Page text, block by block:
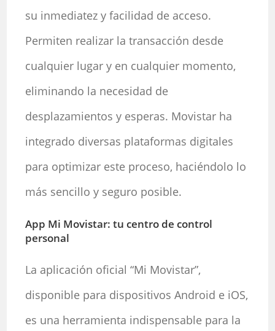
su inmediatez y facilidad de acceso.
Permiten realizar la transacción desde
cualquier lugar y en cualquier momento,
eliminando la necesidad de
desplazamientos y esperas. Movistar ha
integrado diversas plataformas digitales
para optimizar este proceso, haciéndolo lo
más sencillo y seguro posible.
App Mi Movistar: tu centro de control
personal
La aplicación oficial “Mi Movistar”,
disponible para dispositivos Android e iOS,
es una herramienta indispensable para la